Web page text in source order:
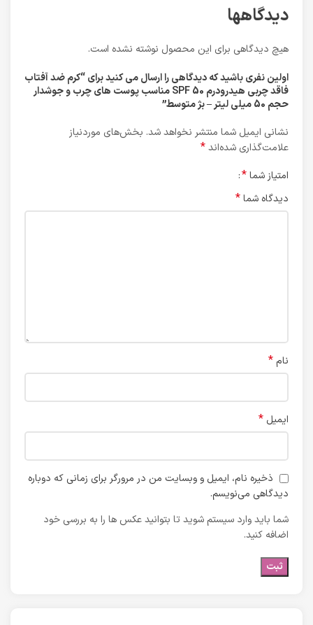
دیدگاهها
هیچ دیدگاهی برای این محصول نوشته نشده است.
اولین نفری باشید که دیدگاهی را ارسال می کنید برای “کرم ضد آفتاب
فاقد چربی هیدرودرم SPF 50 مناسب پوست های چرب و جوشدار
حجم 50 میلی لیتر – بژ متوسط”
نشانی ایمیل شما منتشر نخواهد شد. بخش‌های موردنیاز
علامت‌گذاری شده‌اند*
امتیاز شما*
دیدگاه شما*
نام *
ایمیل *
ذخیره نام، ایمیل و وبسایت من در مرورگر برای زمانی که دوباره
دیدگاهی می‌نویسم.
شما باید وارد سیستم شوید تا بتوانید عکس ها را به بررسی خود
اضافه کنید.